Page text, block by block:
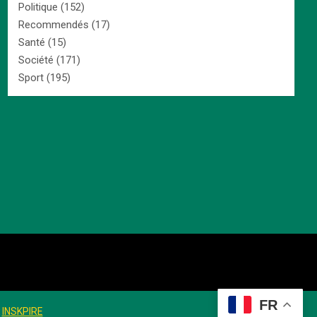
Politique (152)
Recommendés (17)
Santé (15)
Société (171)
Sport (195)
FR
INSKPIRE